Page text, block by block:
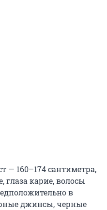
— 160–174 сантиметра,
глаза карие, волосы
в
джинсы, черные